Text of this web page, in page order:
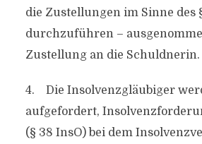
die Zustellungen im Sinne des
durchzuführen –
Zustellung an die Schuldnerin.
4. Die Insolvenzgläubiger
aufgefordert,
(§ 38 InsO) bei dem